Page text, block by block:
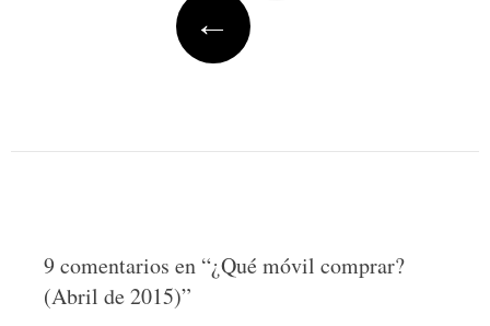
←
9 comentarios en “¿Qué móvil comprar?
(Abril de 2015)”